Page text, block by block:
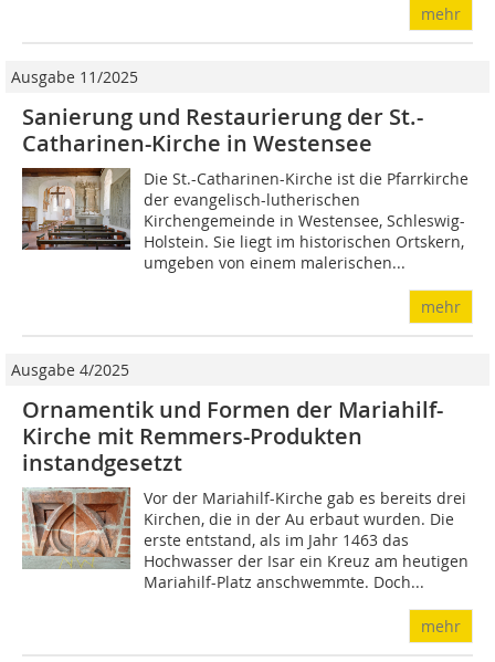
mehr
Ausgabe 11/2025
Sanierung und Restaurierung der St.-
Catharinen-Kirche in Westensee
Die St.-Catharinen-Kirche ist die Pfarrkirche
der evangelisch-lutherischen
Kirchengemeinde in ­Westensee, Schleswig-
Holstein. Sie liegt im historischen Ortskern,
umgeben von einem malerischen...
mehr
Ausgabe 4/2025
Ornamentik und Formen der Mariahilf-
Kirche mit Remmers-Produkten
instandgesetzt
Vor der Mariahilf-Kirche gab es bereits drei
Kirchen, die in der Au erbaut wurden. Die
erste entstand, als im Jahr 1463 das
Hochwasser der Isar ein Kreuz am heutigen
Mariahilf-Platz anschwemmte. Doch...
mehr